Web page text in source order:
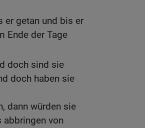
er getan und bis er
Ende der Tage
doch sind sie
doch haben sie
dann würden sie
abbringen von